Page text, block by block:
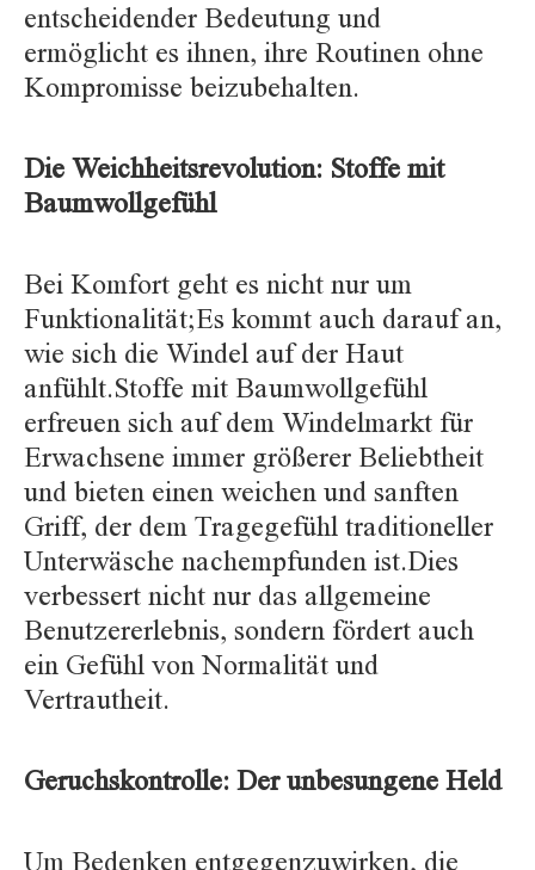
entscheidender Bedeutung und
ermöglicht es ihnen, ihre Routinen ohne
Kompromisse beizubehalten.
Die Weichheitsrevolution: Stoffe mit
Baumwollgefühl
Bei Komfort geht es nicht nur um
Funktionalität;Es kommt auch darauf an,
wie sich die Windel auf der Haut
anfühlt.Stoffe mit Baumwollgefühl
erfreuen sich auf dem Windelmarkt für
Erwachsene immer größerer Beliebtheit
und bieten einen weichen und sanften
Griff, der dem Tragegefühl traditioneller
Unterwäsche nachempfunden ist.Dies
verbessert nicht nur das allgemeine
Benutzererlebnis, sondern fördert auch
ein Gefühl von Normalität und
Vertrautheit.
Geruchskontrolle: Der unbesungene Held
Um Bedenken entgegenzuwirken, die